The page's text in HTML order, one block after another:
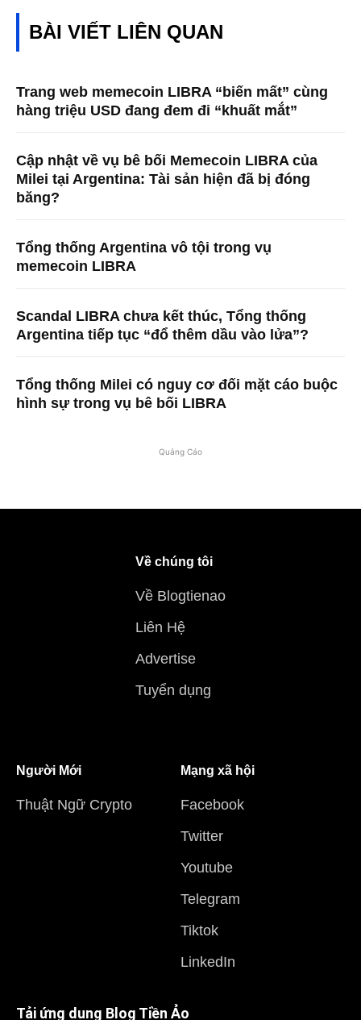
BÀI VIẾT LIÊN QUAN
Trang web memecoin LIBRA “biến mất” cùng
hàng triệu USD đang đem đi “khuất mắt”
Cập nhật về vụ bê bối Memecoin LIBRA của
Milei tại Argentina: Tài sản hiện đã bị đóng
băng?
Tổng thống Argentina vô tội trong vụ
memecoin LIBRA
Scandal LIBRA chưa kết thúc, Tổng thống
Argentina tiếp tục “đổ thêm dầu vào lửa”?
Tổng thống Milei có nguy cơ đối mặt cáo buộc
hình sự trong vụ bê bối LIBRA
Quảng Cáo
Về chúng tôi
Về Blogtienao
Liên Hệ
Advertise
Tuyển dụng
Người Mới
Thuật Ngữ Crypto
Mạng xã hội
Facebook
Twitter
Youtube
Telegram
Tiktok
LinkedIn
Tải ứng dụng Blog Tiền Ảo